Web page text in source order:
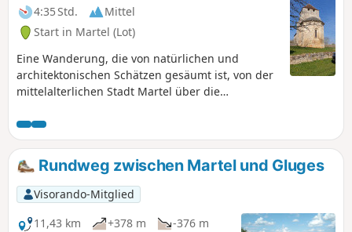
4:35 Std.
Mittel
Start in Martel (Lot)
Eine Wanderung, die von natürlichen und
architektonischen Schätzen gesäumt ist, von der
mittelalterlichen Stadt Martel über die
der Quelle „Œil de la Doue”.
Rundweg zwischen Martel und Gluges
Visorando-Mitglied
11,43 km
+378 m
-376 m